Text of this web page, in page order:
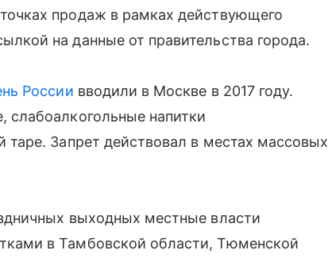
продаж в рамках действующего
на данные от правительства города.
России вводили в Москве в 2017 году.
слабоалкогольные напитки
таре. Запрет действовал в местах массовых
выходных местные власти
в Тамбовской области, Тюменской